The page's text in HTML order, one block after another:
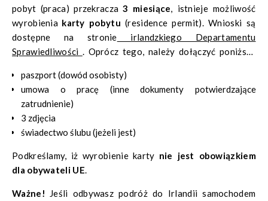
pobyt (praca) przekracza 3 miesiące, istnieje możliwość
wyrobienia karty pobytu (residence permit). Wnioski są
dostępne na stronie irlandzkiego Departamentu
Sprawiedliwości . Oprócz tego, należy dołączyć poniższe
paszport (dowód osobisty)
umowa o pracę (inne dokumenty potwierdzające
zatrudnienie)
3 zdjęcia
świadectwo ślubu (jeżeli jest)
Podkreślamy, iż wyrobienie karty nie jest obowiązkiem
dla obywateli UE.
Ważne!
Jeśli odbywasz podróż do Irlandii samochodem